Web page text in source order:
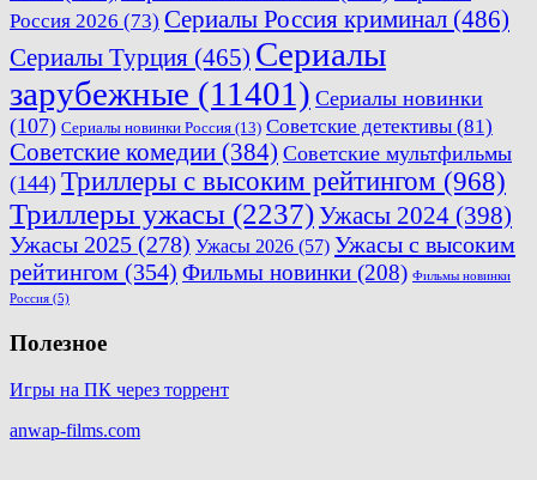
Россия 2026 (73) Сериалы Россия криминал (486)
Сериалы Турция (465) Сериалы
зарубежные (11401) Сериалы новинки
(107) Сериалы новинки Россия (13) Советские детективы (81)
Советские комедии (384) Советские мультфильмы
(144) Триллеры с высоким рейтингом (968)
Триллеры ужасы (2237)Ужасы 2024 (398)
Ужасы 2025 (278) Ужасы 2026 (57) Ужасы с высоким
рейтингом (354) Фильмы новинки (208) Фильмы новинки
Россия (5)
Полезное
Игры на ПК через торрент
anwap-films.com